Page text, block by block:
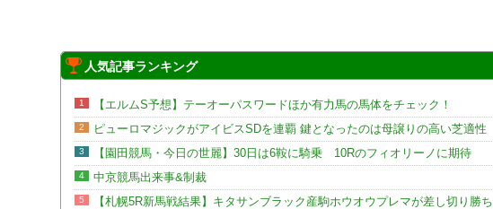
人気記事ランキング
1 【エルムS予想】テーオーパスワードほか有力馬の馬体をチェック！
2 ピューロマジックがアイビスSDを連覇 鍵となったのは母譲りの高い芝適性
3 【園田競馬・今日の世麗】30日は6鞍に騎乗 10Rのフィオリーノに期待
4 中京競馬出来事&制裁
5 【札幌5R新馬戦結果】キタサンブラック産駒ホウオウプレマが差し切り勝ち